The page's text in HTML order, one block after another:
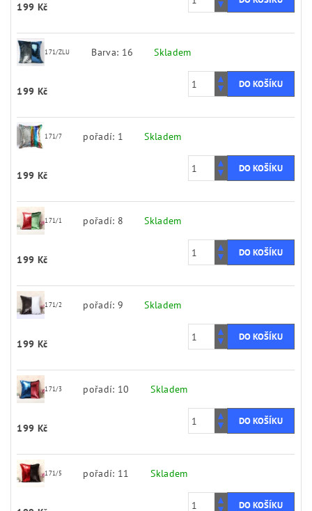
199 Kč
171/ZLU Barva: 16 Skladem
199 Kč
171/7 pořadí: 1 Skladem
199 Kč
171/1 pořadí: 8 Skladem
199 Kč
171/2 pořadí: 9 Skladem
199 Kč
171/3 pořadí: 10 Skladem
199 Kč
171/5 pořadí: 11 Skladem